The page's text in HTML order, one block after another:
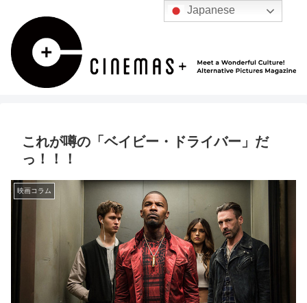
これが噂の「ベイビー・ドライバー」だ
っ！！！
映画コラム
Japanese